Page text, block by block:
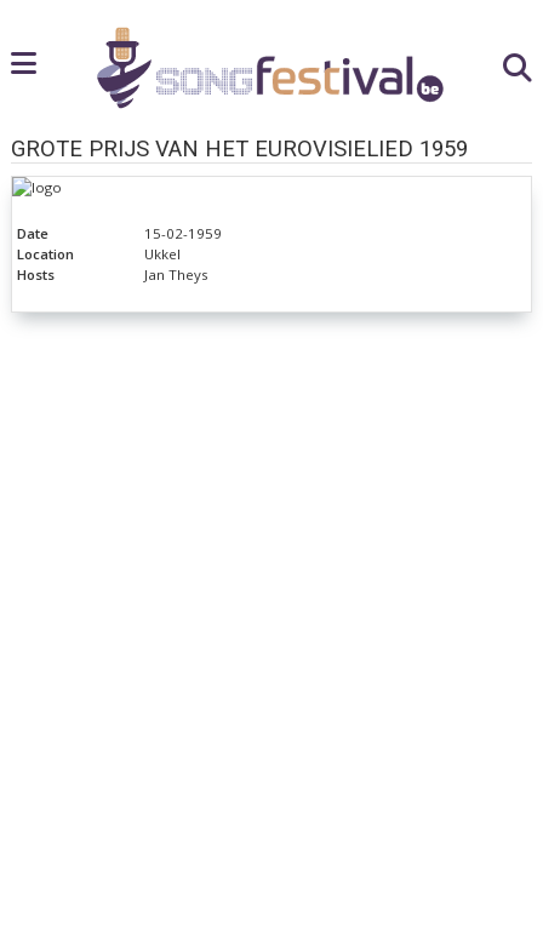
GROTE PRIJS VAN HET EUROVISIELIED 1959
Date
15-02-1959
Location
Ukkel
Hosts
Jan Theys